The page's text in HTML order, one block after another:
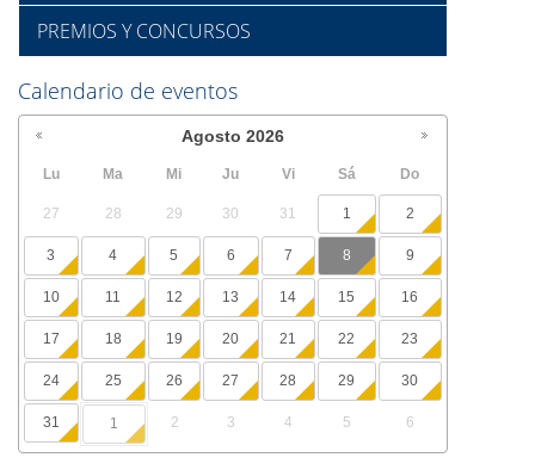
PREMIOS Y CONCURSOS
Calendario de eventos
Agosto 2026
Lu Ma Mi Ju Vi Sá Do
27 28 29 30 31 1 2
3 4 5 6 7 8 9
10 11 12 13 14 15 16
17 18 19 20 21 22 23
24 25 26 27 28 29 30
31 1 2 3 4 5 6